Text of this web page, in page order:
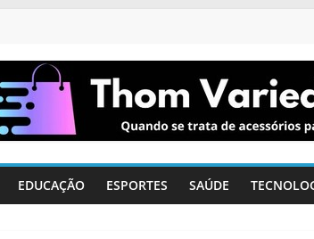
EDUCAÇÃO ESPORTES SAÚDE